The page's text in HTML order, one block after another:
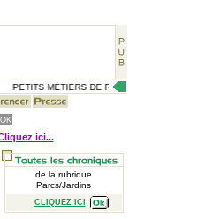
PETITS MÉTIERS DE RUE, CÉLÉBRITÉS
ici...
de la rubrique
Parcs/Jardins
CLIQUEZ ICI